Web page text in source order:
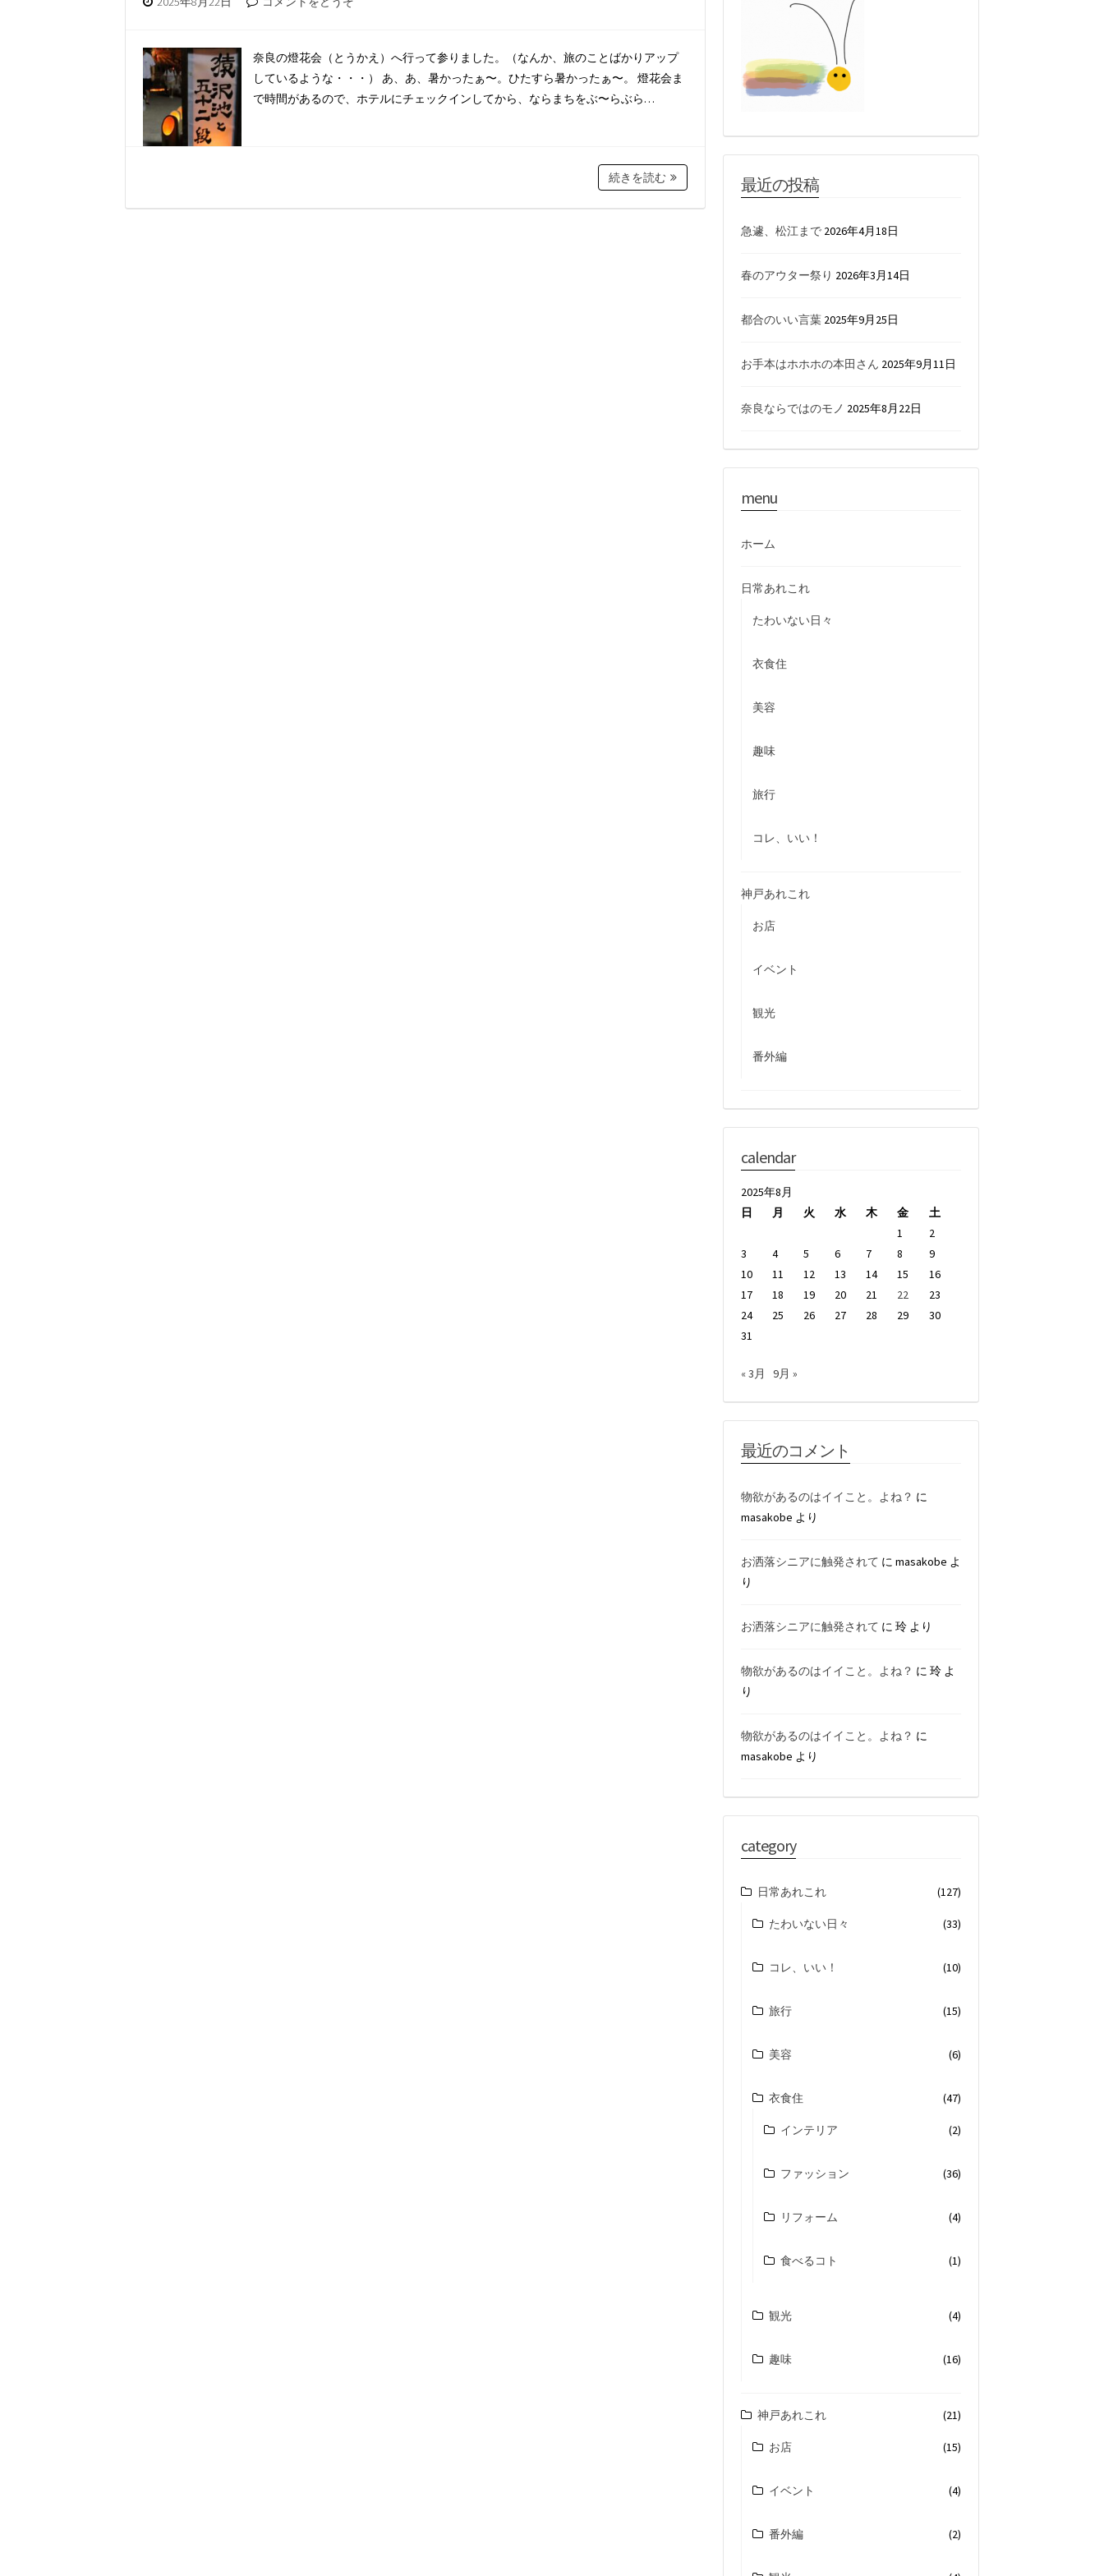
奈良の燈花会（とうかえ）へ行って参りました。（なんか、旅のことばかりアップ
しているような・・・） あ、あ、暑かったぁ〜。ひたすら暑かったぁ〜。 燈花会ま
で時間があるので、ホテルにチェックインしてから、ならまちをぶ〜らぶら…
続きを読む 最近の投稿
急遽、松江まで 2026年4月18日
春のアウター祭り 2026年3月14日
都合のいい言葉 2025年9月25日
お手本はホホホの本田さん 2025年9月11日
奈良ならではのモノ 2025年8月22日
menu
ホーム
日常あれこれ
たわいない日々
衣食住
美容
趣味
旅行
コレ、いい！
神戸あれこれ
お店
イベント
観光
番外編
calendar
2025年8月
日
月 火 水 木 金
土
1
2
3
4 5 6 7 8
9
10
11 12 13 14 15
16
17
18 19 20 21 22
23
24
25 26 27 28 29
30
31
« 3月 9月 »
最近のコメント
物欲があるのはイイこと。よね？ に
masakobe より
お洒落シニアに触発されて に masakobe よ
り
お洒落シニアに触発されて に 玲 より
物欲があるのはイイこと。よね？ に 玲 よ
り
物欲があるのはイイこと。よね？ に
masakobe より
category
日常あれこれ (127)
たわいない日々 (33)
コレ、いい！ (10)
旅行 (15)
美容 (6)
衣食住 (47)
インテリア (2)
ファッション (36)
リフォーム (4)
食べるコト (1)
観光 (4)
趣味 (16)
神戸あれこれ (21)
お店 (15)
イベント (4)
番外編 (2)